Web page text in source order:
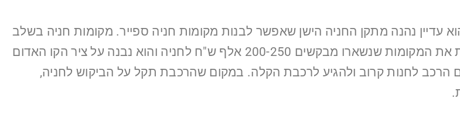
תקוה, היכן שנחשון הרים את ה-4 מקומות, הוא עדיין נהנה מתקן החניה הישן שאפשר לבנות מקומות חניה ספייר. מקומות חניה בשלב
השיווק נמכרו לפי 120 אלף ₪ למקום, כשאתה מבקש היום לקנות את המקומות שנשארו מבקשים 200-250 אלף ש"ח לחניה והוא נבנה על ציר הקו האדום
הרכב לחנות קרוב ולהגיע לרכבת הקלה. במקום שהרכבת תקל על הביקוש לחניה,